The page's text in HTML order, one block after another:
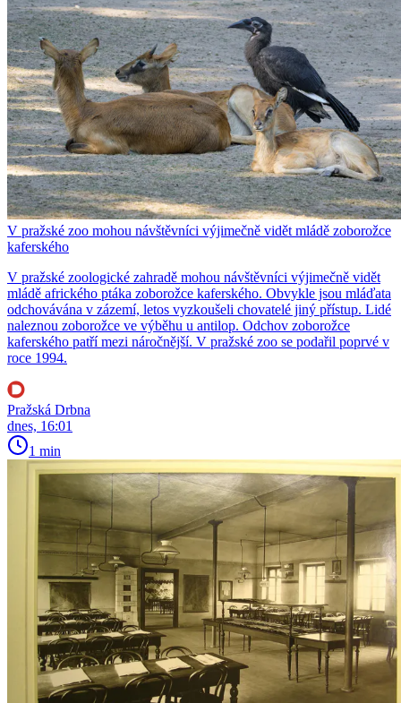
V pražské zoo mohou návštěvníci výjimečně vidět mládě zoborožce
kaferského
V pražské zoologické zahradě mohou návštěvníci výjimečně vidět
mládě afrického ptáka zoborožce kaferského. Obvykle jsou mláďata
odchovávána v zázemí, letos vyzkoušeli chovatelé jiný přístup. Lidé
naleznou zoborožce ve výběhu u antilop. Odchov zoborožce
kaferského patří mezi náročnější. V pražské zoo se podařil poprvé v
roce 1994.
Pražská Drbna
dnes, 16:01
1 min